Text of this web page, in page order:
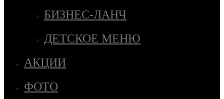
БИЗНЕС-ЛАНЧ
ДЕТСКОЕ МЕНЮ
АКЦИИ
ФОТО